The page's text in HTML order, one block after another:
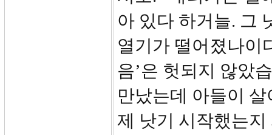
아 있다 하거늘. 그
열기가 떨어졌나이
음’은 헛되지 않았
만났는데 아들이
제 낫기 시작했는